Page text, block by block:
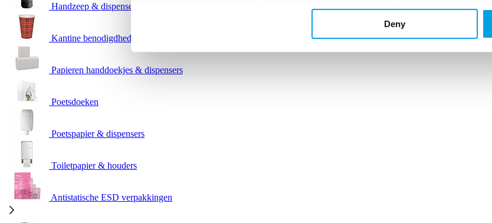
Deny
Handzeep & dispensers
Kantine benodigdheden
Papieren handdoekjes & dispensers
Poetsdoeken
Poetspapier & dispensers
Toiletpapier & houders
Antistatische ESD verpakkingen